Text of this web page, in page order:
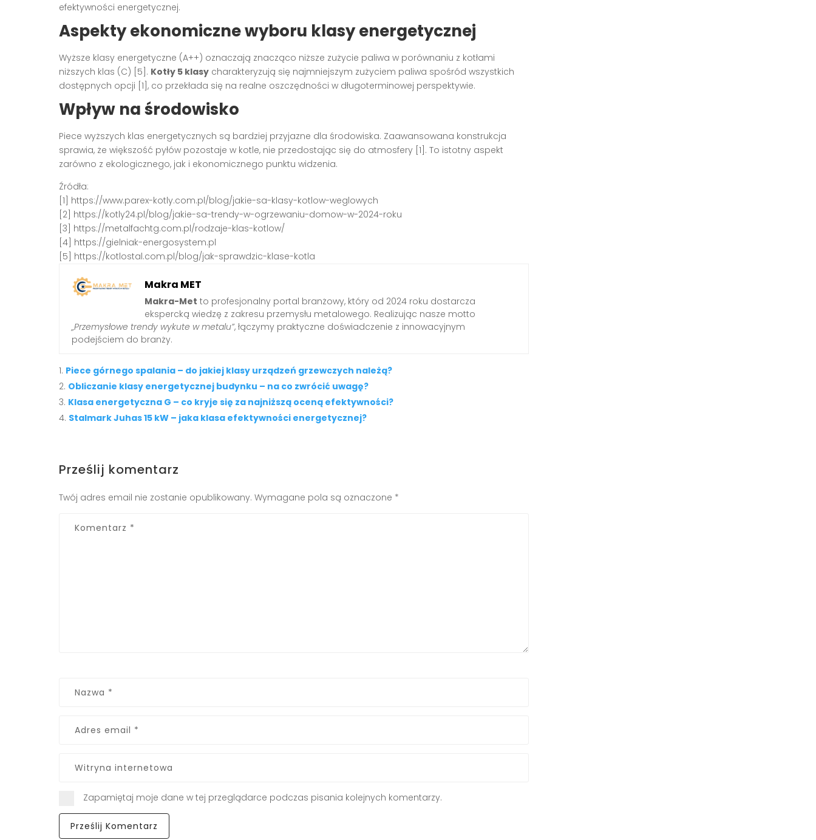
efektywności energetycznej.
Aspekty ekonomiczne wyboru klasy energetycznej
Wyższe klasy energetyczne (A++) oznaczają znacząco niższe zużycie paliwa w porównaniu z kotłami
niższych klas (C) [5]. Kotły 5 klasy charakteryzują się najmniejszym zużyciem paliwa spośród wszystkich
dostępnych opcji [1], co przekłada się na realne oszczędności w długoterminowej perspektywie.
Wpływ na środowisko
Piece wyższych klas energetycznych są bardziej przyjazne dla środowiska. Zaawansowana konstrukcja
sprawia, że większość pyłów pozostaje w kotle, nie przedostając się do atmosfery [1]. To istotny aspekt
zarówno z ekologicznego, jak i ekonomicznego punktu widzenia.
Źródła:
[1] https://www.parex-kotly.com.pl/blog/jakie-sa-klasy-kotlow-weglowych
[2] https://kotly24.pl/blog/jakie-sa-trendy-w-ogrzewaniu-domow-w-2024-roku
[3] https://metalfachtg.com.pl/rodzaje-klas-kotlow/
[4] https://gielniak-energosystem.pl
[5] https://kotlostal.com.pl/blog/jak-sprawdzic-klase-kotla
Makra MET
Makra-Met to profesjonalny portal branżowy, który od 2024 roku dostarcza
ekspercką wiedzę z zakresu przemysłu metalowego. Realizując nasze motto
„Przemysłowe trendy wykute w metalu”, łączymy praktyczne doświadczenie z innowacyjnym
podejściem do branży.
Piece górnego spalania – do jakiej klasy urządzeń grzewczych należą?
Obliczanie klasy energetycznej budynku – na co zwrócić uwagę?
Klasa energetyczna G – co kryje się za najniższą oceną efektywności?
Stalmark Juhas 15 kW – jaka klasa efektywności energetycznej?
Prześlij komentarz
Twój adres email nie zostanie opublikowany. Wymagane pola są oznaczone *
Zapamiętaj moje dane w tej przeglądarce podczas pisania kolejnych komentarzy.